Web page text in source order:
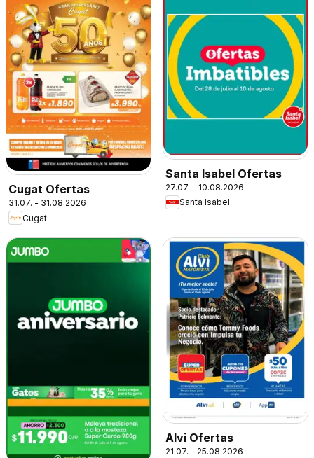
Cugat Ofertas
31.07. - 31.08.2026
Cugat
Santa Isabel Ofertas
27.07. - 10.08.2026
Santa Isabel
Alvi Ofertas
21.07. - 25.08.2026